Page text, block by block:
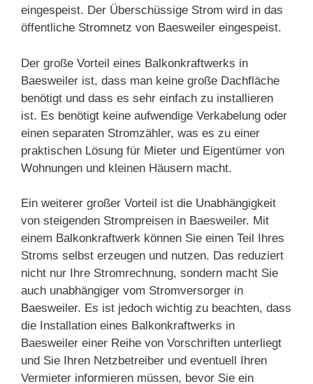
eingespeist. Der Überschüssige Strom wird in das
öffentliche Stromnetz von Baesweiler eingespeist.
Der große Vorteil eines Balkonkraftwerks in
Baesweiler ist, dass man keine große Dachfläche
benötigt und dass es sehr einfach zu installieren
ist. Es benötigt keine aufwendige Verkabelung oder
einen separaten Stromzähler, was es zu einer
praktischen Lösung für Mieter und Eigentümer von
Wohnungen und kleinen Häusern macht.
Ein weiterer großer Vorteil ist die Unabhängigkeit
von steigenden Strompreisen in Baesweiler. Mit
einem Balkonkraftwerk können Sie einen Teil Ihres
Stroms selbst erzeugen und nutzen. Das reduziert
nicht nur Ihre Stromrechnung, sondern macht Sie
auch unabhängiger vom Stromversorger in
Baesweiler. Es ist jedoch wichtig zu beachten, dass
die Installation eines Balkonkraftwerks in
Baesweiler einer Reihe von Vorschriften unterliegt
und Sie Ihren Netzbetreiber und eventuell Ihren
Vermieter informieren müssen, bevor Sie ein